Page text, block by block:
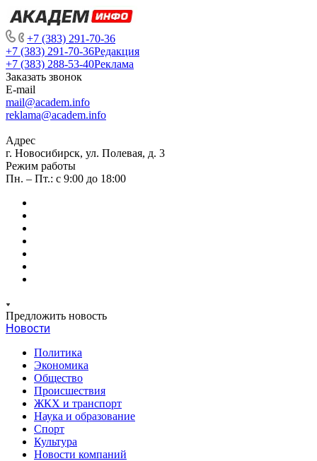
+7 (383) 291-70-36
+7 (383) 291-70-36Редакция
+7 (383) 288-53-40Реклама
Заказать звонок
E-mail
mail@academ.info
reklama@academ.info
Адрес
г. Новосибирск, ул. Полевая, д. 3
Режим работы
Пн. – Пт.: с 9:00 до 18:00
Предложить новость
Новости
Политика
Экономика
Общество
Происшествия
ЖКХ и транспорт
Наука и образование
Спорт
Культура
Новости компаний